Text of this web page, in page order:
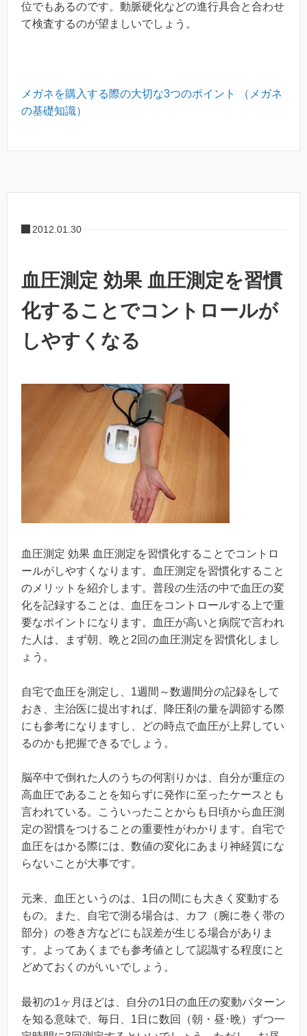
位でもあるのです。動脈硬化などの進行具合と合わせ
て検査するのが望ましいでしょう。
メガネを購入する際の大切な3つのポイント （メガネ
の基礎知識）
2012.01.30
血圧測定 効果 血圧測定を習慣
化することでコントロールが
しやすくなる
血圧測定 効果 血圧測定を習慣化することでコントロ
ールがしやすくなります。血圧測定を習慣化すること
のメリットを紹介します。普段の生活の中で血圧の変
化を記録することは、血圧をコントロールする上で重
要なポイントになります。血圧が高いと病院で言われ
た人は、まず朝、晩と2回の血圧測定を習慣化しまし
ょう。
自宅で血圧を測定し、1週間～数週間分の記録をして
おき、主治医に提出すれば、降圧剤の量を調節する際
にも参考になりますし、どの時点で血圧が上昇してい
るのかも把握できるでしょう。
脳卒中で倒れた人のうちの何割りかは、自分が重症の
高血圧であることを知らずに発作に至ったケースとも
言われている。こういったことからも日頃から血圧測
定の習慣をつけることの重要性がわかります。自宅で
血圧をはかる際には、数値の変化にあまり神経質にな
らないことが大事です。
元来、血圧というのは、1日の間にも大きく変動する
もの。また、自宅で測る場合は、カフ（腕に巻く帯の
部分）の巻き方などにも誤差が生じる場合がありま
す。よってあくまでも参考値として認識する程度にと
どめておくのがいいでしょう。
最初の1ヶ月ほどは、自分の1日の血圧の変動パターン
を知る意味で、毎日、1日に数回（朝・昼･晩）ずつ一